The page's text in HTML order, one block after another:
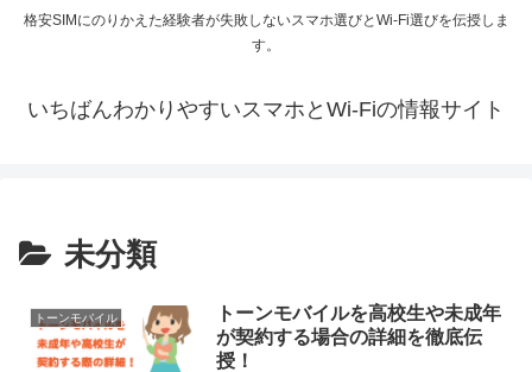
格安SIMにのりかえた経験者が失敗しないスマホ選びとWi-Fi選びを伝授しま
す。
いちばんわかりやすいスマホとWi-Fiの情報サイト
未分類
トーンモバイル
トーンモバイルを高校生や未成年
が契約する場合の詳細を徹底伝
授！